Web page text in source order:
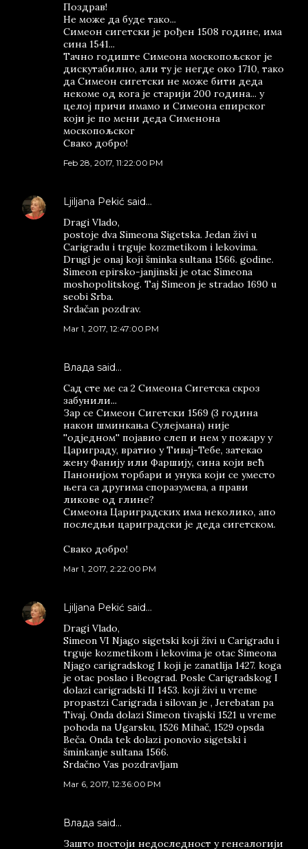
Поздрав!
Не може да буде тако...
Симеон сигетски је рођен 1508 године, има
сина 1541...
Тачно годиште Симеона москопољског је
дискутабилно, али ту је негде око 1710, тако
да Симеон сигетски не може бити деда
некоме од кога је старији 200 година... у
целој причи имамо и Симеона епирског
који је по мени деда Сименона
москопољског
Свако добро!
Feb 28, 2017, 11:22:00 PM
Ljiljana Pekić said…
Dragi Vlado,
postoje dva Simeona Sigetska. Jedan živi u
Carigradu i trguje kozmetikom i lekovima.
Drugi je onaj koji šminka sultana 1566. godine.
Simeon epirsko-janjinski je otac Simeona
moshopolitskog. Taj Simeon je stradao 1690 u
seobi Srba.
Srdačan pozdrav.
Mar 1, 2017, 12:47:00 PM
Влада said…
Сад сте ме са 2 Симеона Сигетска скроз
забунили...
Зар се Симеон Сигетски 1569 (3 година
након шминкања Сулејмана) није
''одједном'' појавио слеп и нем у пожару у
Цариграду, вратио у Тивај-Тебе, затекао
жену Фанију или Фаршију, сина који већ
Панонијом торбари и унука који се уместо
њега са другима споразумева, а прави
ликове од глине?
Симеона Цариградских има неколико, апо
последњи цариградски је деда сигетском.
Свако добро!
Mar 1, 2017, 2:22:00 PM
Ljiljana Pekić said…
Dragi Vlado,
Simeon VI Njago sigetski koji živi u Carigradu i
trguje kozmetikom i lekovima je otac Simeona
Njago carigradskog I koji je zanatlija 1427. koga
je otac poslao i Beograd. Posle Carigradskog I
dolazi carigradski II 1453. koji živi u vreme
propastzi Carigrada i silovan je , Jerebatan pa
Tivaj. Onda dolazi Simeon tivajski 1521 u vreme
pohoda na Ugarsku, 1526 Mihač, 1529 opsda
Beča. Onda tek dolazi ponovio sigetski i
šminkanje sultana 1566.
Srdačno Vas pozdravljam
Mar 6, 2017, 12:36:00 PM
Влада said…
Зашто постоји недоследност у генеалогији